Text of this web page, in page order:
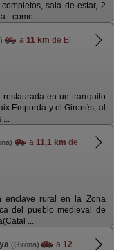
sala de estar, 2
- come ...
a 11 km de El
restaurada en un tranquilo
Empordà y el Gironès, al
...
a 11,1 km de
enclave rural en la Zona
del pueblo medieval de
...
(Girona) a 12